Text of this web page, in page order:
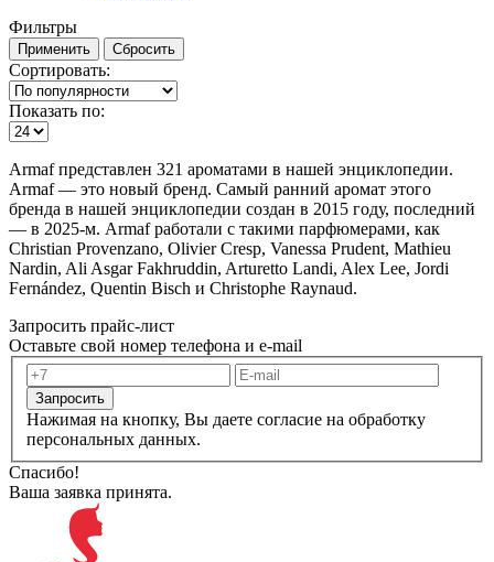
Фильтры
Сортировать:
Показать по:
Armaf представлен 321 ароматами в нашей энциклопедии.
Armaf — это новый бренд. Самый ранний аромат этого
бренда в нашей энциклопедии создан в 2015 году, последний
— в 2025-м. Armaf работали с такими парфюмерами, как
Christian Provenzano, Olivier Cresp, Vanessa Prudent, Mathieu
Nardin, Ali Asgar Fakhruddin, Arturetto Landi, Alex Lee, Jordi
Fernández, Quentin Bisch и Christophe Raynaud.
Запросить прайс-лист
Оставьте свой номер телефона и e-mail
Запросить
Нажимая на кнопку, Вы даете согласие на обработку
персональных данных.
Спасибо!
Ваша заявка принята.